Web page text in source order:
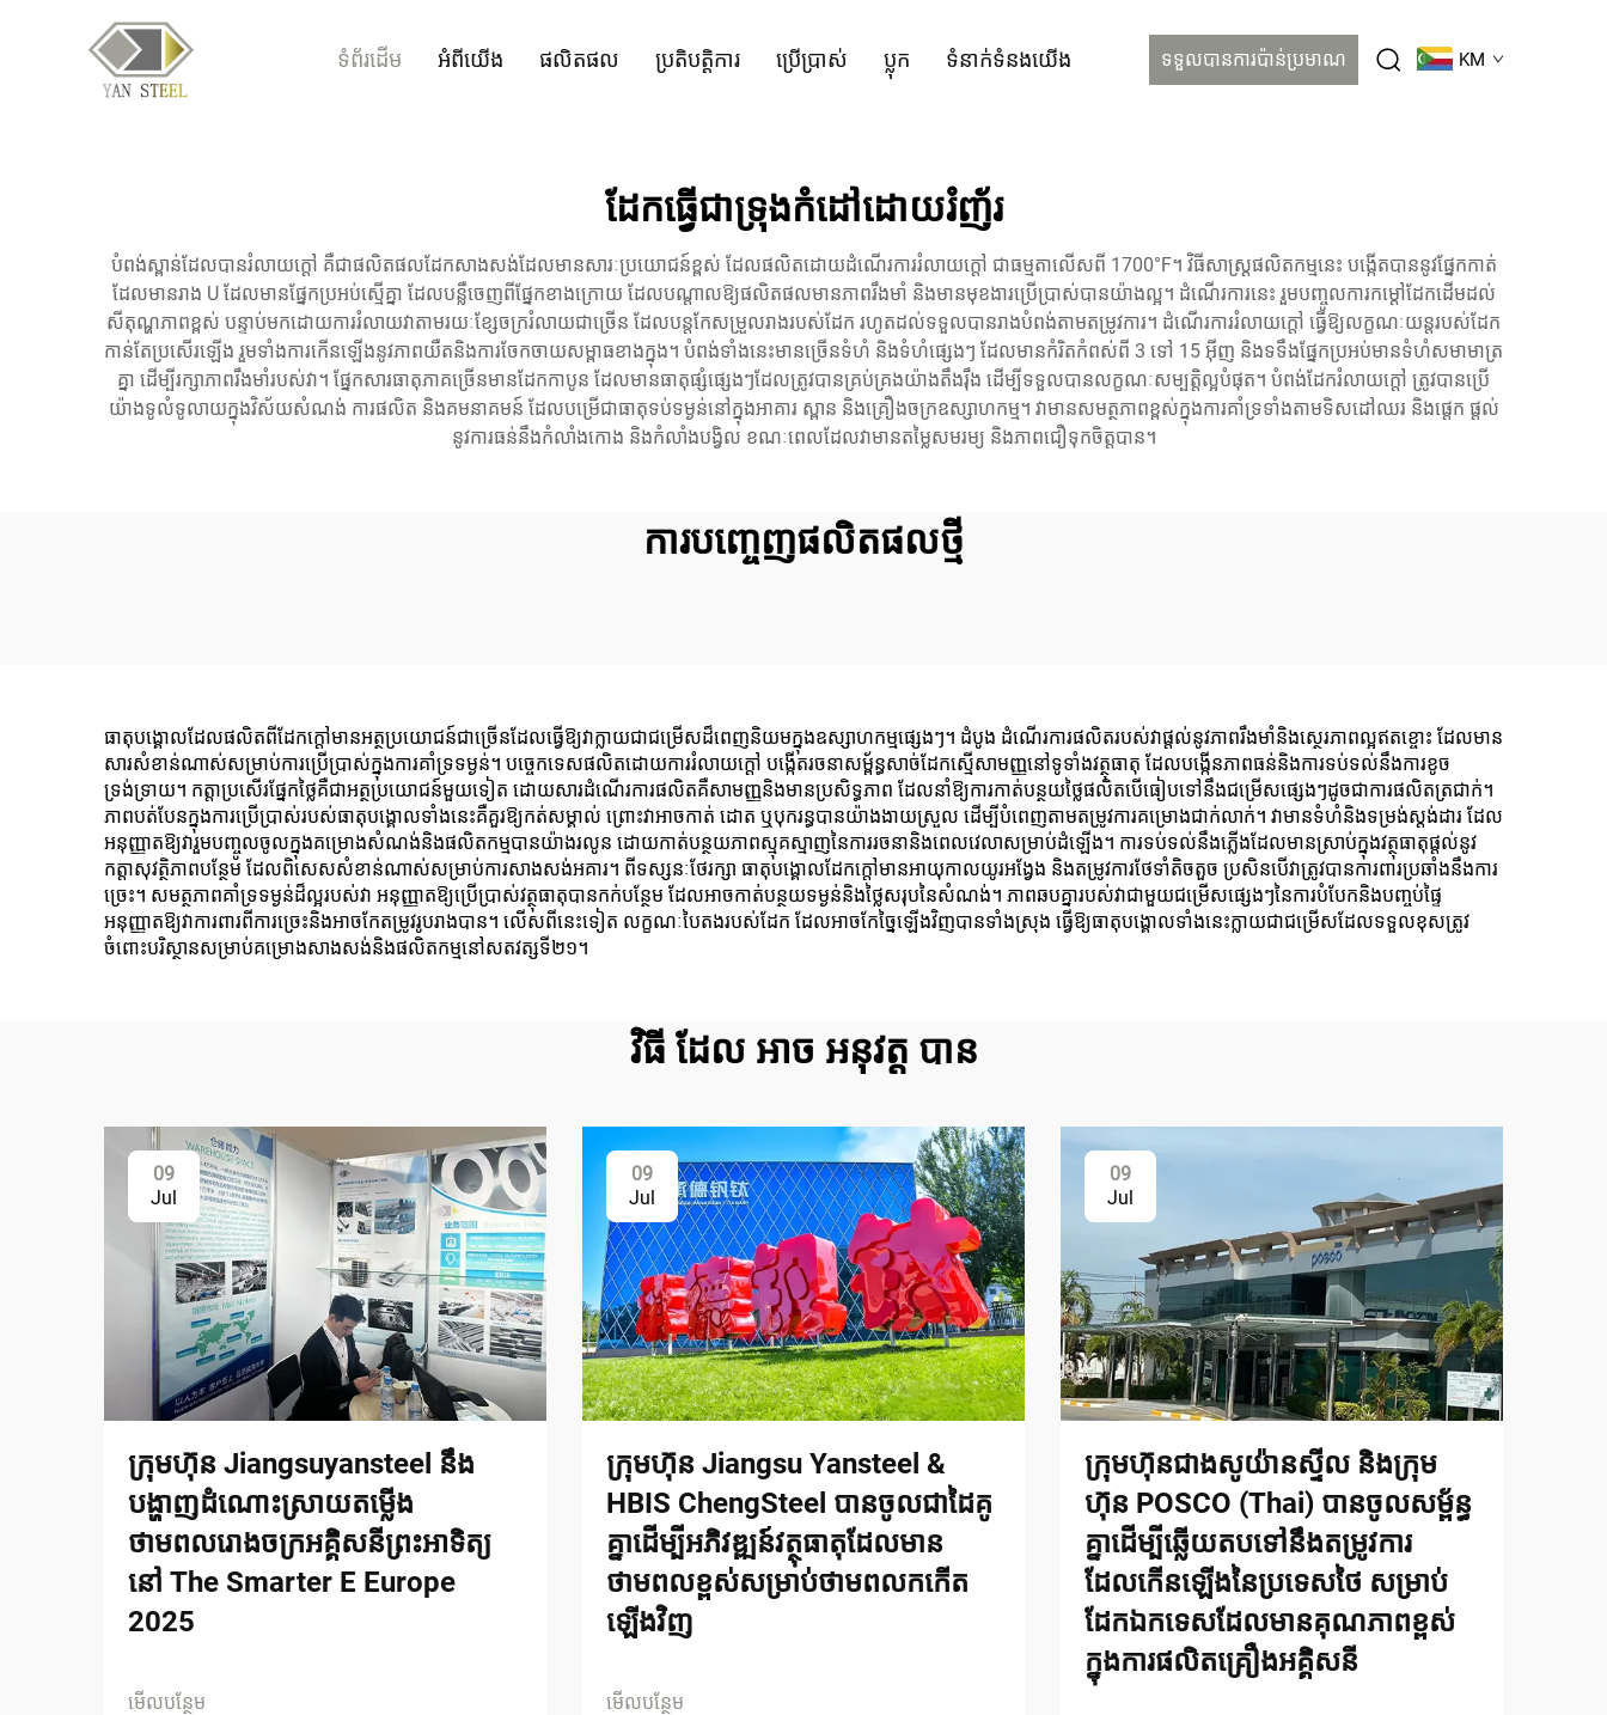
ទំព័រដើម អំពីយើង ផលិតផល ប្រតិបត្តិការ ប្រើប្រាស់ ប្លុក ទំនាក់ទំនងយើង ទទួលបានការប៉ាន់ប្រមាណ KM
ដែកធ្វើជាទ្រុងកំដៅដោយរំញ័រ
បំពង់​ស្ពាន់​ដែល​បាន​រំលាយ​ក្តៅ គឺ​ជា​ផលិតផល​ដែក​សាងសង់​ដែល​មាន​សារៈ​ប្រយោជន៍​ខ្ពស់ ដែល​ផលិត​ដោយ​ដំណើរការ​រំលាយ​ក្តៅ ជាធម្មតា​លើស​ពី 1700°F។ វិធីសាស្ត្រ​ផលិតកម្ម​នេះ បង្កើត​បាន​នូវ​ផ្នែក​កាត់​
ដែល​មាន​រាង U ដែល​មាន​ផ្នែក​ប្រអប់​ស្មើ​គ្នា ដែល​បន្លឺ​ចេញ​ពី​ផ្នែក​ខាងក្រោយ ដែល​បណ្តាល​ឱ្យ​ផលិតផល​មាន​ភាព​រឹងមាំ និង​មាន​មុខងារ​ប្រើប្រាស់​បាន​យ៉ាង​ល្អ។ ដំណើរការ​នេះ រួមបញ្ចូល​ការ​កម្តៅ​ដែក​ដើម​ដល់​
សីតុណ្ហភាព​ខ្ពស់ បន្ទាប់មក​ដោយ​ការ​រំលាយ​វា​តាម​រយៈ​ខ្សែ​ចក្រ​រំលាយ​ជា​ច្រើន ដែល​បន្ត​កែសម្រួល​រាង​របស់​ដែក រហូតដល់​ទទួល​បាន​រាង​បំពង់​តាម​តម្រូវការ។ ដំណើរការ​រំលាយ​ក្តៅ ធ្វើ​ឱ្យ​លក្ខណៈ​យន្ត​របស់​ដែក​
កាន់តែ​ប្រសើរឡើង រួមទាំង​ការ​កើន​ឡើង​នូវ​ភាព​យឺត​និង​ការ​ចែកចាយ​សម្ពាធ​ខាងក្នុង។ បំពង់​ទាំងនេះ​មាន​ច្រើន​ទំហំ និង​ទំហំ​ផ្សេងៗ ដែល​មាន​កំរិត​កំពស់​ពី 3 ទៅ 15 អ៊ីញ និង​ទទឹង​ផ្នែក​ប្រអប់​មាន​ទំហំ​សមាមាត្រ​
គ្នា ដើម្បី​រក្សា​ភាព​រឹងមាំ​របស់​វា។ ផ្នែក​សារធាតុ​ភាគច្រើន​មាន​ដែក​កាបូន ដែល​មាន​ធាតុ​ផ្សំ​ផ្សេងៗ​ដែល​ត្រូវ​បាន​គ្រប់គ្រង​យ៉ាង​តឹងរ៉ឹង ដើម្បី​ទទួល​បាន​លក្ខណៈ​សម្បត្តិ​ល្អ​បំផុត។ បំពង់​ដែក​រំលាយ​ក្តៅ ត្រូវបាន​ប្រើ​
យ៉ាង​ទូលំទូលាយ​ក្នុង​វិស័យ​សំណង់ ការផលិត និង​គមនាគមន៍ ដែល​បម្រើ​ជា​ធាតុ​ទប់​ទម្ងន់​នៅ​ក្នុង​អាគារ ស្ពាន និង​គ្រឿង​ចក្រ​ឧស្សាហកម្ម។ វា​មាន​សមត្ថភាព​ខ្ពស់​ក្នុង​ការ​គាំទ្រ​ទាំង​តាម​ទិសដៅ​ឈរ និង​ផ្តេក ផ្តល់​
នូវ​ការ​ធន់​នឹង​កំលាំង​កោង និង​កំលាំង​បង្វិល ខណៈ​ពេល​ដែល​វា​មាន​តម្លៃ​សមរម្យ និង​ភាព​ជឿទុកចិត្ត​បាន។
ការបញ្ចេញផលិតផលថ្មី
ធាតុបង្គោលដែលផលិតពីដែកក្តៅមានអត្ថប្រយោជន៍ជាច្រើនដែលធ្វើឱ្យវាក្លាយជាជម្រើសដ៏ពេញនិយមក្នុងឧស្សាហកម្មផ្សេងៗ។ ដំបូង ដំណើរការផលិតរបស់វាផ្តល់នូវភាពរឹងមាំនិងស្ថេរភាពល្អឥតខ្ចោះ ដែលមាន
សារសំខាន់ណាស់សម្រាប់ការប្រើប្រាស់ក្នុងការគាំទ្រទម្ងន់។ បច្ចេកទេសផលិតដោយការរំលាយក្តៅ បង្កើតរចនាសម្ព័ន្ធសាច់ដែកស្មើសាមញ្ញនៅទូទាំងវត្ថុធាតុ ដែលបង្កើនភាពធន់និងការទប់ទល់នឹងការខូច
ទ្រង់ទ្រាយ។ កត្តាប្រសើរផ្នែកថ្លៃគឺជាអត្ថប្រយោជន៍មួយទៀត ដោយសារដំណើរការផលិតគឺសាមញ្ញនិងមានប្រសិទ្ធភាព ដែលនាំឱ្យការកាត់បន្ថយថ្លៃផលិតបើធៀបទៅនឹងជម្រើសផ្សេងៗដូចជាការផលិតត្រជាក់។
ភាពបត់បែនក្នុងការប្រើប្រាស់របស់ធាតុបង្គោលទាំងនេះគឺគួរឱ្យកត់សម្គាល់ ព្រោះវាអាចកាត់ ដោត ឬបុករន្ធបានយ៉ាងងាយស្រួល ដើម្បីបំពេញតាមតម្រូវការគម្រោងជាក់លាក់។ វាមានទំហំនិងទម្រង់ស្តង់ដារ ដែល
អនុញ្ញាតឱ្យវារួមបញ្ចូលចូលក្នុងគម្រោងសំណង់និងផលិតកម្មបានយ៉ាងរលូន ដោយកាត់បន្ថយភាពស្មុគស្មាញនៃការរចនានិងពេលវេលាសម្រាប់ដំឡើង។ ការទប់ទល់នឹងភ្លើងដែលមានស្រាប់ក្នុងវត្ថុធាតុផ្តល់នូវ
កត្តាសុវត្ថិភាពបន្ថែម ដែលពិសេសសំខាន់ណាស់សម្រាប់ការសាងសង់អគារ។ ពីទស្សនៈថែរក្សា ធាតុបង្គោលដែកក្តៅមានអាយុកាលយូរអង្វែង និងតម្រូវការថែទាំតិចតួច ប្រសិនបើវាត្រូវបានការពារប្រឆាំងនឹងការ
ច្រេះ។ សមត្ថភាពគាំទ្រទម្ងន់ដ៏ល្អរបស់វា អនុញ្ញាតឱ្យប្រើប្រាស់វត្ថុធាតុបានកក់បន្ថែម ដែលអាចកាត់បន្ថយទម្ងន់និងថ្លៃសរុបនៃសំណង់។ ភាពឆបគ្នារបស់វាជាមួយជម្រើសផ្សេងៗនៃការបំបែកនិងបញ្ចប់ផ្ទៃ
អនុញ្ញាតឱ្យវាការពារពីការច្រេះនិងអាចកែតម្រូវរូបរាងបាន។ លើសពីនេះទៀត លក្ខណៈបៃតងរបស់ដែក ដែលអាចកែច្នៃឡើងវិញបានទាំងស្រុង ធ្វើឱ្យធាតុបង្គោលទាំងនេះក្លាយជាជម្រើសដែលទទួលខុសត្រូវ
ចំពោះបរិស្ថានសម្រាប់គម្រោងសាងសង់និងផលិតកម្មនៅសតវត្សទី២១។
វិធី ដែល អាច អនុវត្ត បាន
09
Jul
ក្រុមហ៊ុន Jiangsuyansteel នឹង
បង្ហាញដំណោះស្រាយតម្លើង
ថាមពលរោងចក្រអគ្គិសនីព្រះអាទិត្យ
នៅ The Smarter E Europe
2025
មើលបន្ថែម
09
Jul
ក្រុមហ៊ុន Jiangsu Yansteel &
HBIS ChengSteel បានចូលជាដៃគូ
គ្នាដើម្បីអភិវឌ្ឍន៍វត្ថុធាតុដែលមាន
ថាមពលខ្ពស់សម្រាប់ថាមពលកកើត
ឡើងវិញ
មើលបន្ថែម
09
Jul
ក្រុមហ៊ុនជាងសូយ៉ានស្ទីល និងក្រុម
ហ៊ុន POSCO (Thai) បានចូលសម្ព័ន្ធ
គ្នាដើម្បីឆ្លើយតបទៅនឹងតម្រូវការ
ដែលកើនឡើងនៃប្រទេសថៃ សម្រាប់
ដែកឯកទេសដែលមានគុណភាពខ្ពស់
ក្នុងការផលិតគ្រឿងអគ្គិសនី